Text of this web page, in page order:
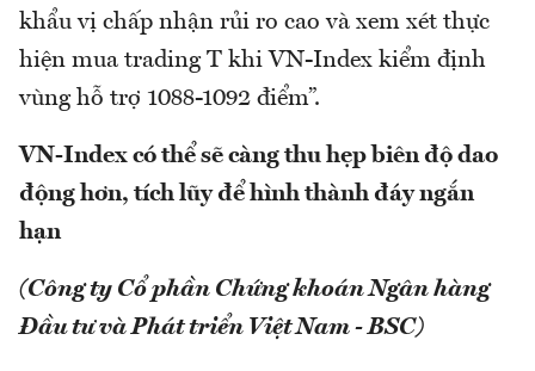
khẩu vị chấp nhận rủi ro cao và xem xét thực
hiện mua trading T khi VN-Index kiểm định
vùng hỗ trợ 1088-1092 điểm”.
VN-Index có thể sẽ càng thu hẹp biên độ dao
động hơn, tích lũy để hình thành đáy ngắn
hạn
(Công ty Cổ phần Chứng khoán Ngân hàng
Đầu tư và Phát triển Việt Nam - BSC)